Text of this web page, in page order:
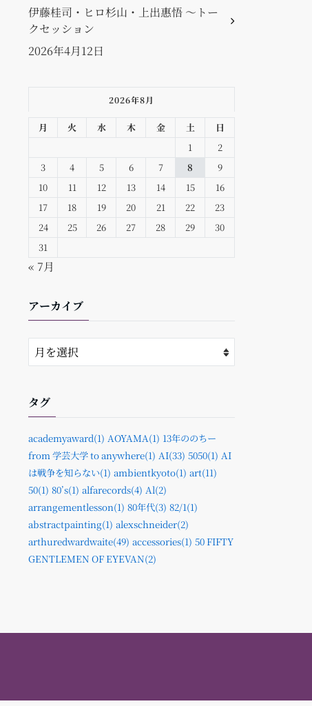
伊藤桂司・ヒロ杉山・上出惠悟 〜トー
クセッション
2026年4月12日
2026年8月
月 火 水 木 金 土
日
1
2
3
4 5 6 7 8
9
10
11 12 13 14 15
16
17
18 19 20 21 22
23
24
25 26 27 28 29
30
31
« 7月
アーカイブ
タグ
academyaward(1) AOYAMA(1) 13年ののちー
from 学芸大学 to anywhere(1) AI(33) 5050(1) AI
は戦争を知らない(1) ambientkyoto(1) art(11)
50(1) 80’s(1) alfarecords(4) Al(2)
arrangementlesson(1) 80年代(3) 82/1(1)
abstractpainting(1) alexschneider(2)
arthuredwardwaite(49) accessories(1) 50 FIFTY
GENTLEMEN OF EYEVAN(2)